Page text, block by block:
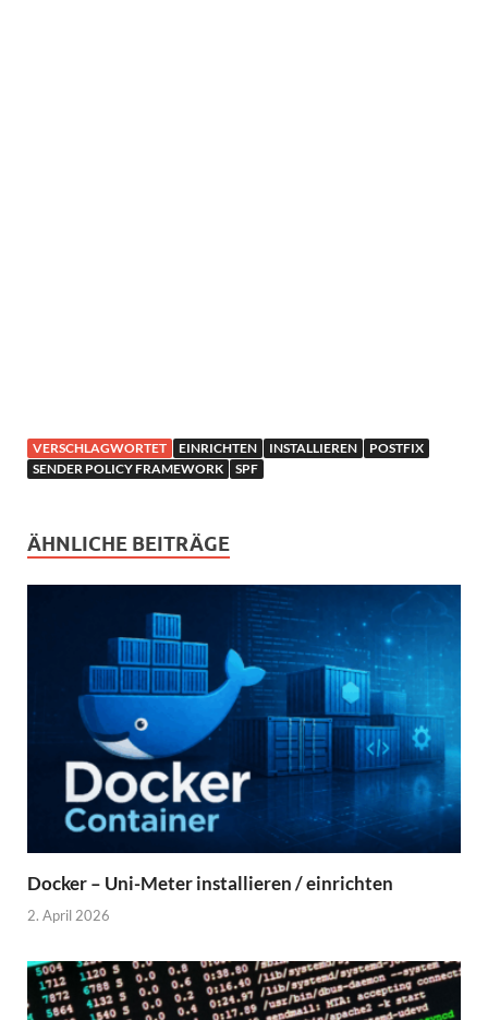
VERSCHLAGWORTET EINRICHTEN INSTALLIEREN
POSTFIX
SENDER POLICY FRAMEWORK
SPF
ÄHNLICHE BEITRÄGE
Docker – Uni-Meter installieren / einrichten
2. April 2026